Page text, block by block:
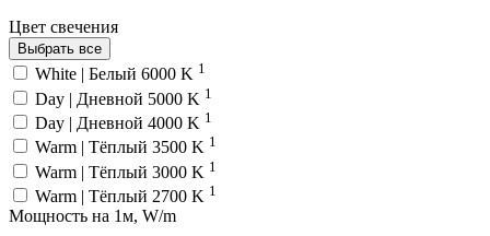
Цвет свечения
Выбрать все
White | Белый 6000 K 1
Day | Дневной 5000 K 1
Day | Дневной 4000 K 1
Warm | Тёплый 3500 K 1
Warm | Тёплый 3000 K 1
Warm | Тёплый 2700 K 1
Мощность на 1м, W/m